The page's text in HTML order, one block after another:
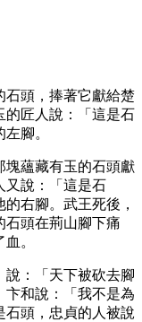
石頭，捧著它獻給楚
的匠人說：「這是石
腳。
塊蘊藏有玉的石頭獻
又說：「這是石
右腳。武王死後，
石頭在荊山腳下痛
。
說：「天下被砍去腳
卞和說：「我不是為
石頭，忠貞的人被說